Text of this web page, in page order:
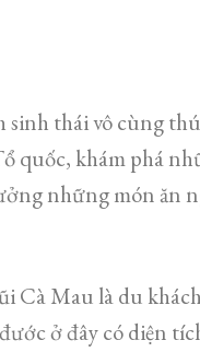
thái vô cùng
quốc, khám phá
những món ăn
Mau là du
ở đây có diện